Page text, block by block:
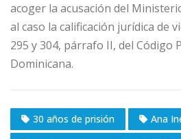
acoger la acusación del
al caso la calificación jurídica de
295 y 304, párrafo II, del Código
Dominicana.
30 años de prisión
Ana